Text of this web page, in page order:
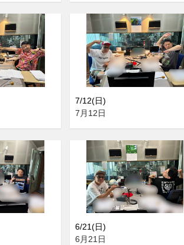
7/12(日)
7月12日
6/21(日)
6月21日